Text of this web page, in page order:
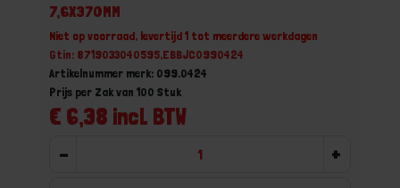
7,6X370MM
Niet op voorraad, levertijd 1 tot meerdere werkdagen
Gtin: 8719033040595,EBBJC0990424
Artikelnummer merk: 099.0424
€ 6,38 incl. BTW
Prijs per Zak van 100 Stuk
- +